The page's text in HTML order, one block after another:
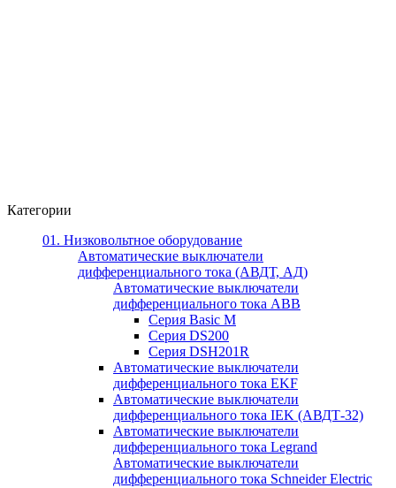
Категории
01. Низковольтное оборудование
Автоматические выключатели
дифференциального тока (АВДТ, АД)
Автоматические выключатели
дифференциального тока ABB
Серия Basic M
Серия DS200
Серия DSH201R
Автоматические выключатели
дифференциального тока EKF
Автоматические выключатели
дифференциального тока IEK (АВДТ-32)
Автоматические выключатели
дифференциального тока Legrand
Автоматические выключатели
дифференциального тока Schneider Electric